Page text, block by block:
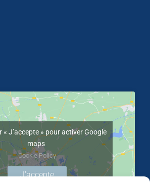
« J’accepte » pour activer Google
maps
Cookie Policy
J’accepte